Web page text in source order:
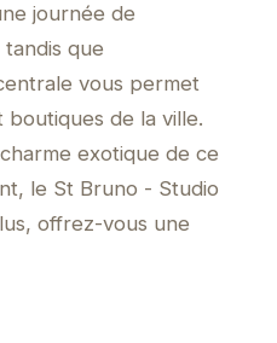
journée de
que
vous permet
de la ville.
exotique de ce
le St Bruno - Studio
offrez-vous une